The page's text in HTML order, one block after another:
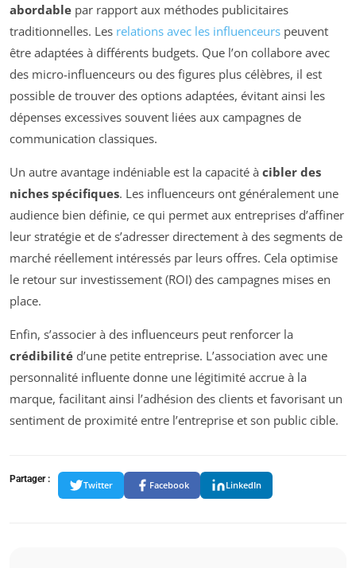
abordable par rapport aux méthodes publicitaires
traditionnelles. Les relations avec les influenceurs peuvent
être adaptées à différents budgets. Que l’on collabore avec
des micro-influenceurs ou des figures plus célèbres, il est
possible de trouver des options adaptées, évitant ainsi les
dépenses excessives souvent liées aux campagnes de
communication classiques.
Un autre avantage indéniable est la capacité à cibler des
niches spécifiques. Les influenceurs ont généralement une
audience bien définie, ce qui permet aux entreprises d’affiner
leur stratégie et de s’adresser directement à des segments de
marché réellement intéressés par leurs offres. Cela optimise
le retour sur investissement (ROI) des campagnes mises en
place.
Enfin, s’associer à des influenceurs peut renforcer la
crédibilité d’une petite entreprise. L’association avec une
personnalité influente donne une légitimité accrue à la
marque, facilitant ainsi l’adhésion des clients et favorisant un
sentiment de proximité entre l’entreprise et son public cible.
Partager :
Twitter Facebook LinkedIn